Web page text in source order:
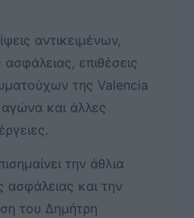
αντικειμένων,
επιθέσεις
της Valencia
και άλλες
την άθλια
ασφάλειας και την
του Δημήτρη